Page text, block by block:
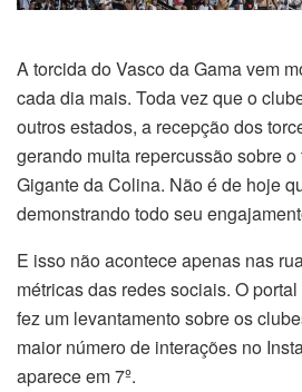
A torcida do Vasco da Gama vem
cada dia mais. Toda vez que o
outros estados, a recepção dos
gerando muita repercussão sobre
Gigante da Colina. Não é de hoje
demonstrando todo seu
E isso não acontece apenas nas
métricas das redes sociais. O
fez um levantamento sobre os
maior número de interações no
aparece em 7º.